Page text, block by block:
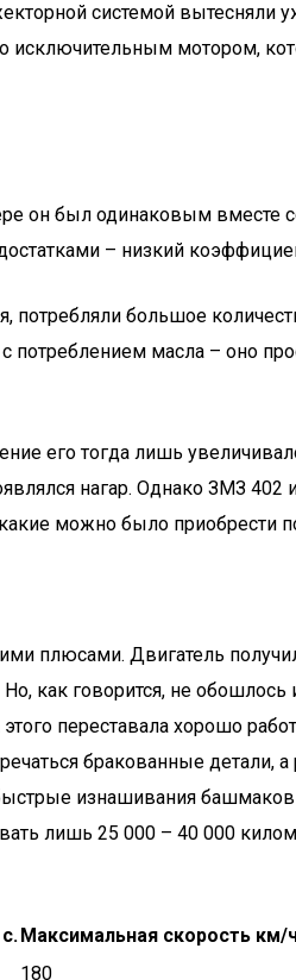
системой вытесняли
исключительным мотором,
он был одинаковым
– низкий
потребляли большое
потреблением масла – оно
его тогда лишь
нагар. Однако ЗМЗ
можно было
плюсами. Двигатель
как говорится, не обошлось
переставала хорошо
бракованные детали,
изнашивания башмаков
лишь 25 000 – 40 000
Максимальная скорость км/
180